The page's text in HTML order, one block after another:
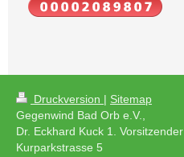
Druckversion | Sitemap
Gegenwind Bad Orb e.V.,
Dr. Eckhard Kuck 1. Vorsitzender
Kurparkstrasse 5